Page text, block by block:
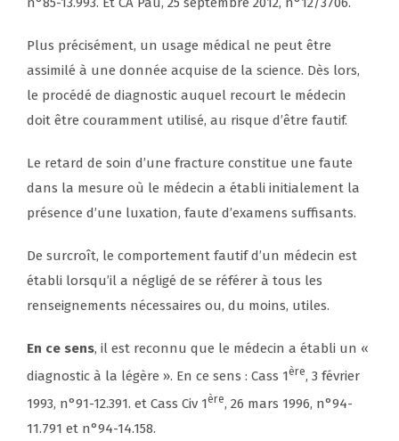
Plus précisément, un usage médical ne peut être
assimilé à une donnée acquise de la science. Dès lors,
le procédé de diagnostic auquel recourt le médecin
doit être couramment utilisé, au risque d’être fautif.
Le retard de soin d’une fracture constitue une faute
dans la mesure où le médecin a établi initialement la
présence d’une luxation, faute d’examens suffisants.
De surcroît, le comportement fautif d’un médecin est
établi lorsqu’il a négligé de se référer à tous les
renseignements nécessaires ou, du moins, utiles.
En ce sens, il est reconnu que le médecin a établi un «
diagnostic à la légère ». En ce sens : Cass 1ère, 3 février
1993, n°91-12.391. et Cass Civ 1ère, 26 mars 1996, n°94-
11.791 et n°94-14.158.